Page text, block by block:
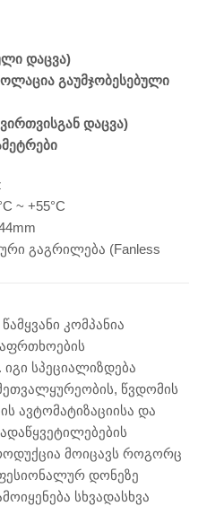
დაცვა)
გაუმჯობესებული
დაცვა)
~ +55°C
გაგრილება (Fanless
კომპანია
სპეციალიზდება
წვდომის
ავტომატიზაციისა და
მოიცავს როგორც
დონეზე
სხვადასხვა